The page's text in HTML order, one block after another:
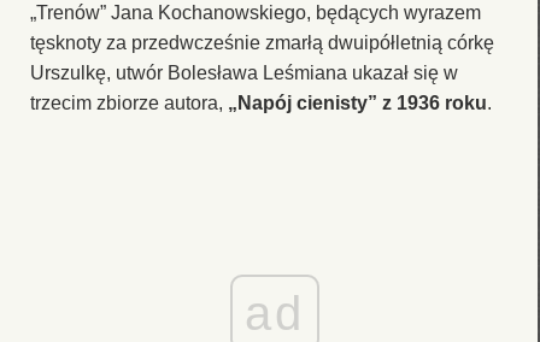
„Trenów” Jana Kochanowskiego, będących wyrazem
tęsknoty za przedwcześnie zmarłą dwuipółletnią córkę
Urszulkę, utwór Bolesława Leśmiana ukazał się w
trzecim zbiorze autora, „Napój cienisty” z 1936 roku.
ad